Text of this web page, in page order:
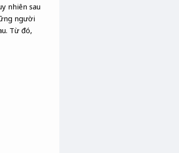
nhiên sau
người
Từ đó,